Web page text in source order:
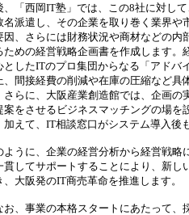
、「西岡IT塾」では、この8社に対し
名派遣し、その企業を取り巻く業界
因、さらには財務状況や商材などの
ための経営戦略企画書を作成します
としたITのプロ集団からなる「アドバ
、間接経費の削減や在庫の圧縮など
さらに、大阪産業創造館では、企画
案をさせるビジネスマッチングの場
加えて、IT相談窓口がシステム導入後
ように、企業の経営分析から経営戦
貫してサポートすることにより、新
、大阪発のIT商売革命を推進します。
、事業の本格スタートにあたって、